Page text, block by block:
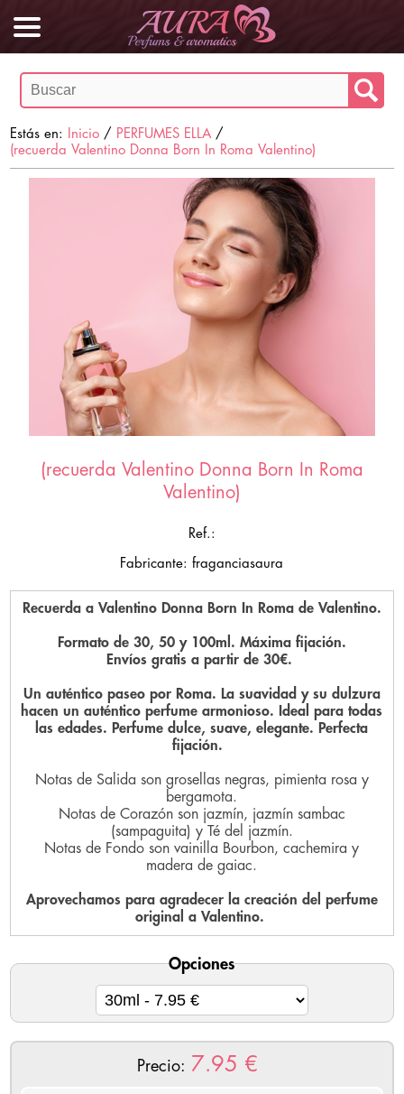
Estás en: Inicio / PERFUMES ELLA /
(recuerda Valentino Donna Born In Roma Valentino)
(recuerda Valentino Donna Born In Roma
Valentino)
Ref.:
Fabricante: fraganciasaura
Recuerda a Valentino Donna Born In Roma de Valentino.
Formato de 30, 50 y 100ml. Máxima fijación.
Envíos gratis a partir de 30€.
Un auténtico paseo por Roma. La suavidad y su dulzura
hacen un auténtico perfume armonioso. Ideal para todas
las edades. Perfume dulce, suave, elegante. Perfecta
fijación.
Notas de Salida son grosellas negras, pimienta rosa y
bergamota.
Notas de Corazón son jazmín, jazmín sambac
(sampaguita) y Té del jazmín.
Notas de Fondo son vainilla Bourbon, cachemira y
madera de gaiac.
Aprovechamos para agradecer la creación del perfume
original a Valentino.
Opciones
Precio: 7.95 €